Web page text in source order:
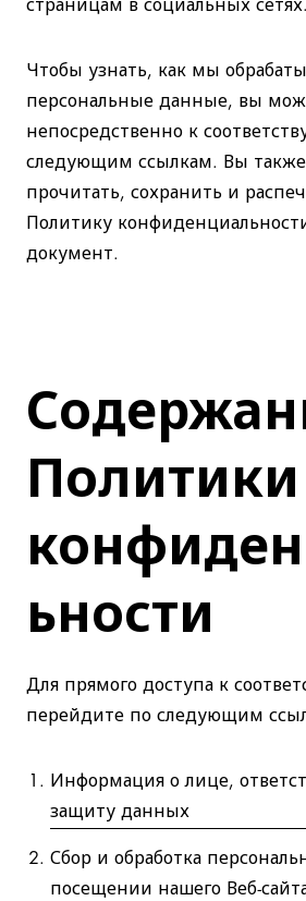
Чтобы узнать, как мы
персональные данные, вы
непосредственно к
следующим ссылкам. Вы
прочитать, сохранить и
Политику
документ.
Политики
ьности
Для прямого доступа к
перейдите по следующим
Информация о лице,
защиту данных
Сбор и обработка
посещении нашего Веб-